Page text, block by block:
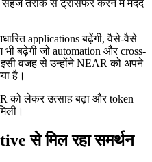
सहज तरीके से ट्रांसफर करने में मदद
applications बढ़ेंगी, वैसे-वैसे
बढ़ेगी जो automation और cross-
वजह से उन्होंने NEAR को अपने
है।
को लेकर उत्साह बढ़ा और token
से मिल रहा समर्थन